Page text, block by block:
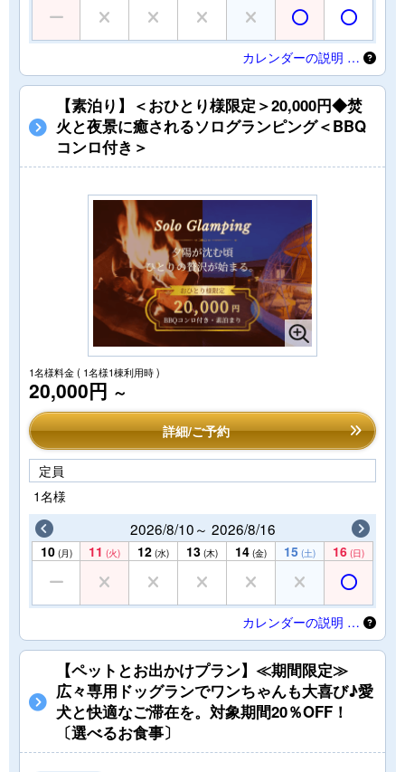
カレンダーの説明 …
【素泊り】＜おひとり様限定＞20,000円◆焚
火と夜景に癒されるソログランピング＜BBQ
コンロ付き＞
1名様料金( 1名様1棟利用時 )
20,000円 ～
詳細/ご予約
定員
1名様
2026/8/10～ 2026/8/16
10 (月) 11 (火) 12 (水) 13 (木) 14 (金) 15 (土) 16 (日)
カレンダーの説明 …
【ペットとお出かけプラン】≪期間限定≫
広々専用ドッグランでワンちゃんも大喜び♪愛
犬と快適なご滞在を。対象期間20％OFF！
〔選べるお食事〕